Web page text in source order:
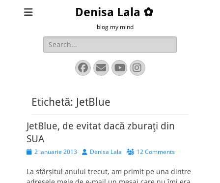
Denisa Lala ✿
blog my mind
Search
for:
Facebook
EmailYouTube
Instagram
Etichetă: JetBlue
JetBlue, de evitat dacă zburaţi din
SUA
Posted2 ianuarie 2013 AuthorDenisa Lala 12 Comments
La sfârşitul anului trecut, am primit pe una dintre